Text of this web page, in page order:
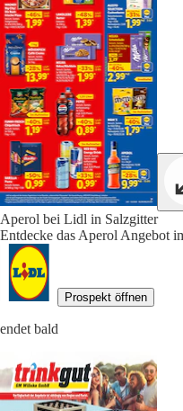
Aperol bei Lidl in Salzgitter
Entdecke das Aperol
Prospekt öffnen
endet bald